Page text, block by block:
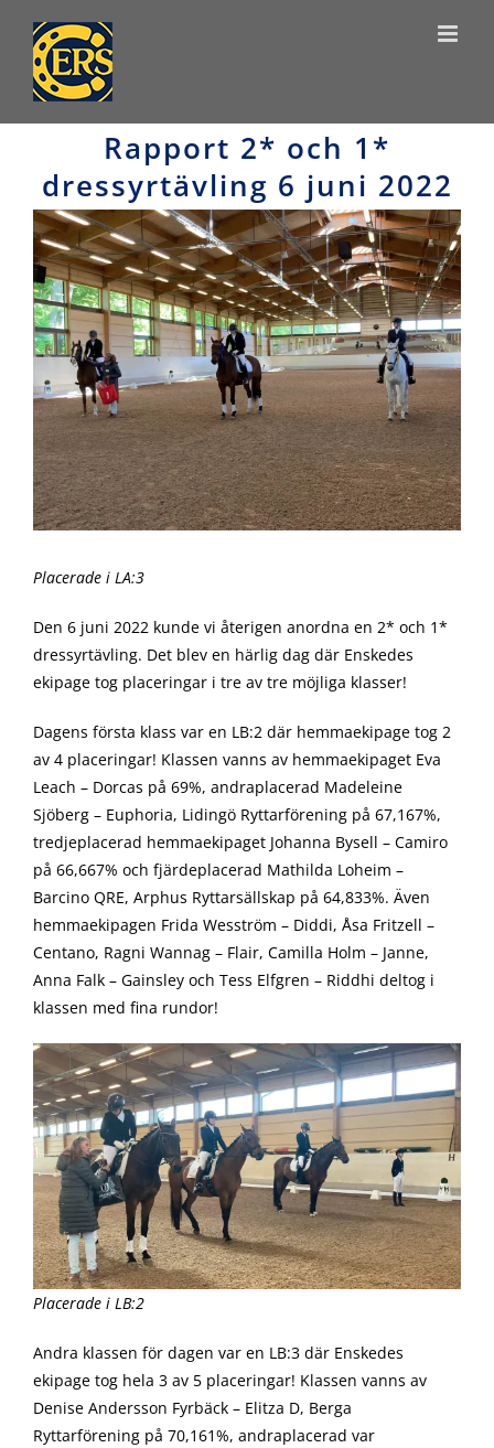
content
Rapport 2* och 1*
dressyrtävling 6 juni 2022
View
Larger
Image
Placerade i LA:3
Den 6 juni 2022 kunde vi återigen anordna en 2* och 1*
dressyrtävling. Det blev en härlig dag där Enskedes
ekipage tog placeringar i tre av tre möjliga klasser!
Dagens första klass var en LB:2 där hemmaekipage tog 2
av 4 placeringar! Klassen vanns av hemmaekipaget Eva
Leach – Dorcas på 69%, andraplacerad Madeleine
Sjöberg – Euphoria, Lidingö Ryttarförening på 67,167%,
tredjeplacerad hemmaekipaget Johanna Bysell – Camiro
på 66,667% och fjärdeplacerad Mathilda Loheim –
Barcino QRE, Arphus Ryttarsällskap på 64,833%. Även
hemmaekipagen Frida Wesström – Diddi, Åsa Fritzell –
Centano, Ragni Wannag – Flair, Camilla Holm – Janne,
Anna Falk – Gainsley och Tess Elfgren – Riddhi deltog i
klassen med fina rundor!
Placerade i LB:2
Andra klassen för dagen var en LB:3 där Enskedes
ekipage tog hela 3 av 5 placeringar! Klassen vanns av
Denise Andersson Fyrbäck – Elitza D, Berga
Ryttarförening på 70,161%, andraplacerad var